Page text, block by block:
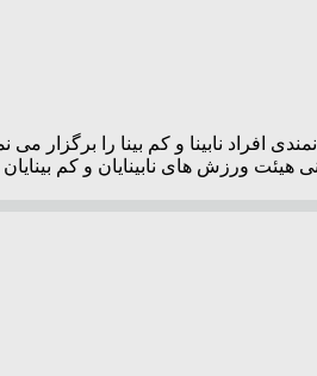
افراد نابینا و کم بینا را برگزار
ورزش های نابینایان و کم بینایان